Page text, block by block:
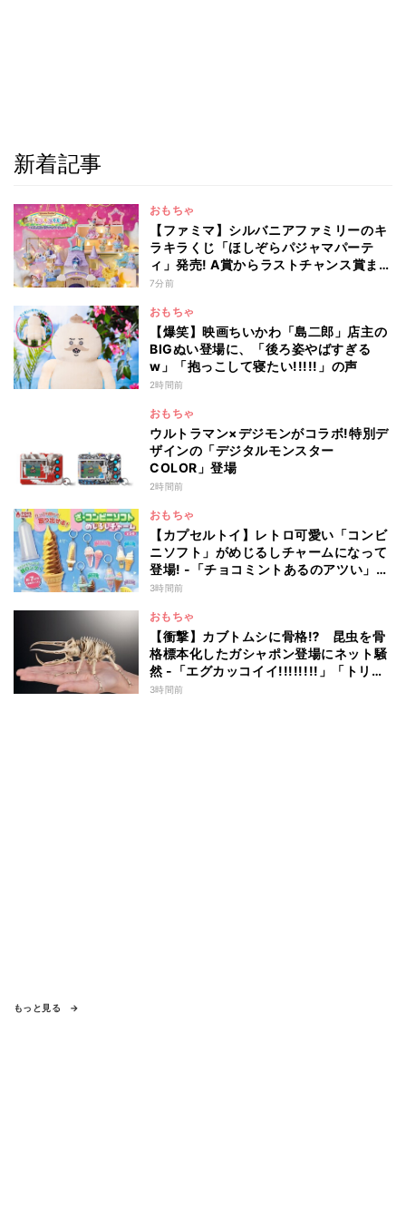
新着記事
おもちゃ
【ファミマ】シルバニアファミリーのキ
ラキラくじ「ほしぞらパジャマパーテ
ィ」発売! A賞からラストチャンス賞まで
を一覧で紹介
7分前
おもちゃ
【爆笑】映画ちいかわ「島二郎」店主の
BIGぬい登場に、「後ろ姿やばすぎる
w」「抱っこして寝たい!!!!!」の声
2時間前
おもちゃ
ウルトラマン×デジモンがコラボ!特別デ
ザインの「デジタルモンスター
COLOR」登場
2時間前
おもちゃ
【カプセルトイ】レトロ可愛い「コンビ
ニソフト」がめじるしチャームになって
登場! -「チョコミントあるのアツい」
「中身出せるのたのしい」と話題
3時間前
おもちゃ
【衝撃】カブトムシに骨格⁉ 昆虫を骨
格標本化したガシャポン登場にネット騒
然 -「エグカッコイイ!!!!!!!!」「トリケ
ラみたい!」
3時間前
もっと見る